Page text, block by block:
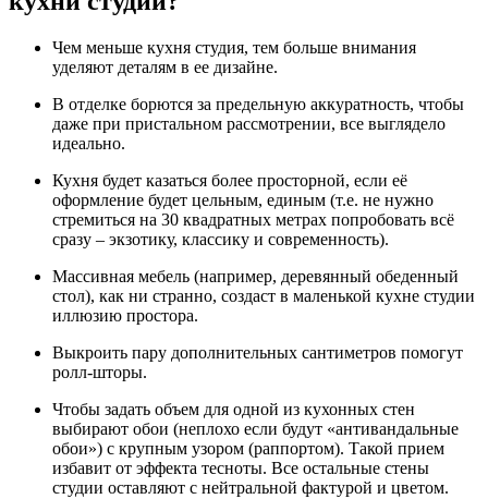
Чем меньше кухня студия, тем больше внимания
уделяют деталям в ее дизайне.
В отделке борются за предельную аккуратность, чтобы
даже при пристальном рассмотрении, все выглядело
идеально.
Кухня будет казаться более просторной, если её
оформление будет цельным, единым (т.е. не нужно
стремиться на 30 квадратных метрах попробовать всё
сразу – экзотику, классику и современность).
Массивная мебель (например, деревянный обеденный
стол), как ни странно, создаст в маленькой кухне студии
иллюзию простора.
Выкроить пару дополнительных сантиметров помогут
ролл-шторы.
Чтобы задать объем для одной из кухонных стен
выбирают обои (неплохо если будут «антивандальные
обои») с крупным узором (раппортом). Такой прием
избавит от эффекта тесноты. Все остальные стены
студии оставляют с нейтральной фактурой и цветом.